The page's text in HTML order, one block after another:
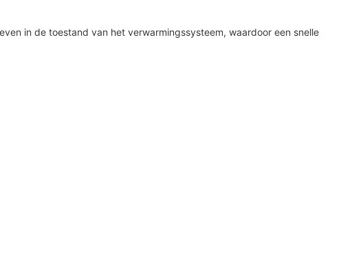
in de toestand van het verwarmingssysteem, waardoor een snelle